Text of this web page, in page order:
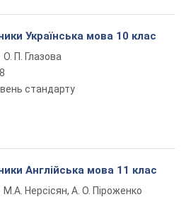
Українська мова 10 клас
О. П. Глазова
стандарту
Англійська мова 11 клас
М.А. Нерсісян, А. О. Піроженко